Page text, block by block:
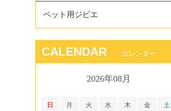
ペット用ジビエ
CALENDAR カレンダー
2026年08月
日 月 火 水 木 金 土